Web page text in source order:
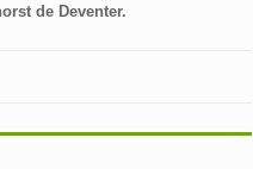
de Deventer.